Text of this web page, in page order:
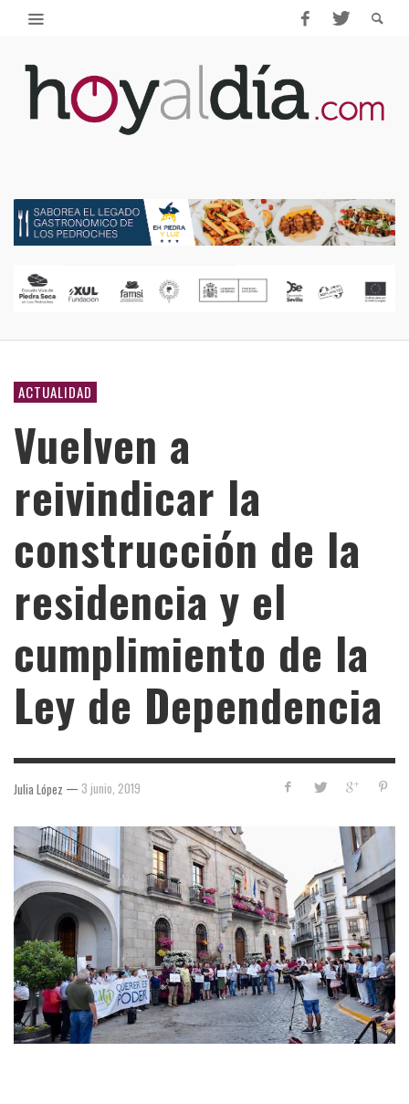
ACTUALIDAD
Vuelven a
reivindicar la
construcción de la
residencia y el
cumplimiento de la
Ley de Dependencia
Julia López — 3 junio, 2019